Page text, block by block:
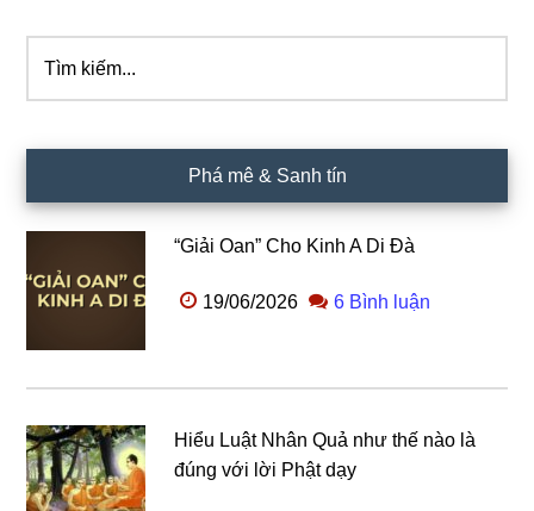
Sidebar
chính
kiếm...
Phá mê & Sanh tín
“Giải Oan” Cho Kinh A Di Đà
19/06/2026 6 Bình luận
Hiểu Luật Nhân Quả như thế nào là
đúng với lời Phật dạy